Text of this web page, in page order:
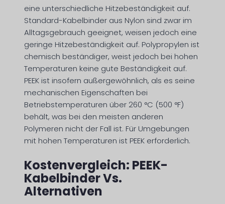
eine unterschiedliche Hitzebeständigkeit auf.
Standard-Kabelbinder aus Nylon sind zwar im
Alltagsgebrauch geeignet, weisen jedoch eine
geringe Hitzebeständigkeit auf. Polypropylen ist
chemisch beständiger, weist jedoch bei hohen
Temperaturen keine gute Beständigkeit auf.
PEEK ist insofern außergewöhnlich, als es seine
mechanischen Eigenschaften bei
Betriebstemperaturen über 260 °C (500 °F)
behält, was bei den meisten anderen
Polymeren nicht der Fall ist. Für Umgebungen
mit hohen Temperaturen ist PEEK erforderlich.
Kostenvergleich: PEEK-
Kabelbinder Vs.
Alternativen